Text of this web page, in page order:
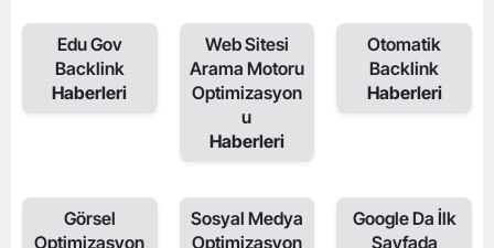
Edu Gov
Backlink
Haberleri
Web Sitesi
Arama Motoru
Optimizasyon
u
Haberleri
Otomatik
Backlink
Haberleri
Görsel
Optimizasyon
Sosyal Medya
Optimizasyon
Google Da İlk
Sayfada